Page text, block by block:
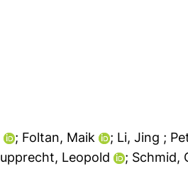
; Foltan, Maik ; Li, Jing ;
Leopold ; Schmid,